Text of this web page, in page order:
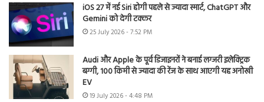
iOS 27 में नई Siri होगी पहले से ज्यादा स्मार्ट, ChatGPT और
Gemini को देगी टक्कर
25 July 2026 - 7:52 PM
Audi और Apple के पूर्व डिजाइनरों ने बनाई लग्जरी इलेक्ट्रिक
बग्गी, 100 किमी से ज्यादा की रेंज के साथ आएगी यह अनोखी
EV
19 July 2026 - 4:48 PM